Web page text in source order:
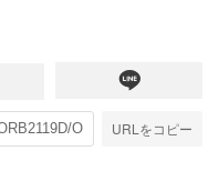
URLをコピー